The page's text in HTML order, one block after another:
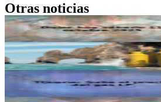
Otras noticias